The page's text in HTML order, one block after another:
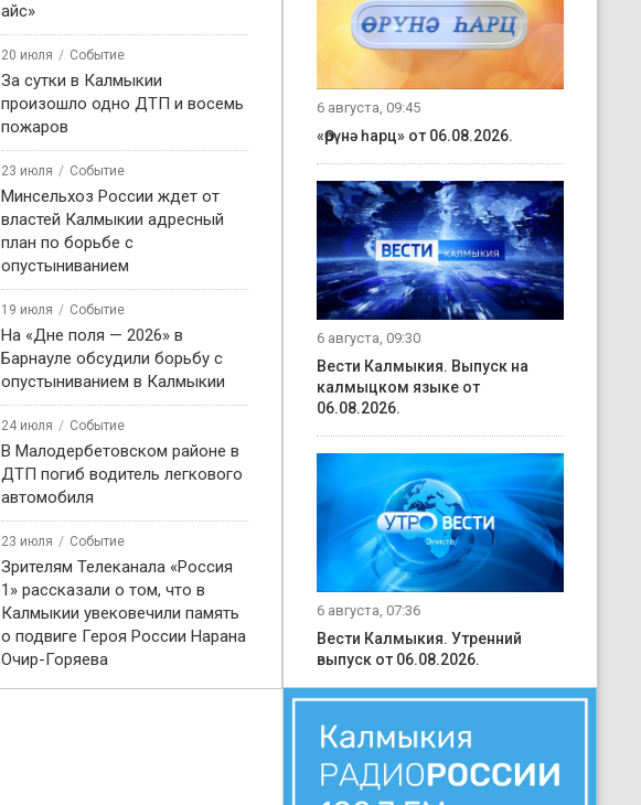
айс»
20 июля Событие
За сутки в Калмыкии
произошло одно ДТП и восемь
пожаров
23 июля Событие
Минсельхоз России ждет от
властей Калмыкии адресный
план по борьбе с
опустыниванием
19 июля Событие
На «Дне поля — 2026» в
Барнауле обсудили борьбу с
опустыниванием в Калмыкии
24 июля Событие
В Малодербетовском районе в
ДТП погиб водитель легкового
автомобиля
23 июля Событие
Зрителям Телеканала «Россия
1» рассказали о том, что в
Калмыкии увековечили память
о подвиге Героя России Нарана
Очир-Горяева
6 августа, 09:45
«Өрүнә һарц» от 06.08.2026.
6 августа, 09:30
Вести Калмыкия. Выпуск на
калмыцком языке от
06.08.2026.
6 августа, 07:36
Вести Калмыкия. Утренний
выпуск от 06.08.2026.